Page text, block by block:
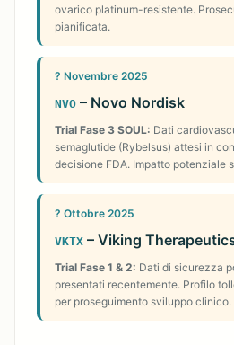
ovarico platinum-resistente.
pianificata.
? Novembre 2025
NVO – Novo Nordisk
Trial Fase 3 SOUL: Dati
semaglutide (Rybelsus) attesi in
decisione FDA. Impatto potenziale
? Ottobre 2025
VKTX – Viking
Trial Fase 1 & 2: Dati di sicurezza
presentati recentemente. Profilo
per proseguimento sviluppo clinico.